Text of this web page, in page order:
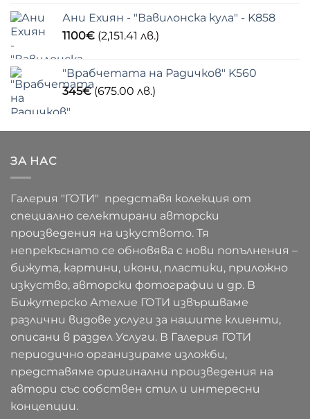
Ани Ехиян - "Вавилонска кула" - K858
1100€ (2,151.41 лв.)
"Врабчетата на Радичков" K560
345€ (675.00 лв.)
ЗА НАС
Галерия "ГОТИ" представя колекция от
специално селектирани авторски
произведения на изкуството. Тя
непрекъснато се обновява с нови попълнения –
бижута, картини, икони, пластики, приложно
изкуство, авторски фотографии и др. В
Бижутерско Ателие ГОТИ извършваме
различни видове услуги за нашите клиенти,
описани в раздел Услуги. В Галерия ГОТИ
периодично организираме изложби,
представяме оригинални произведения на
автори със собствен стил и интересни
концепции.